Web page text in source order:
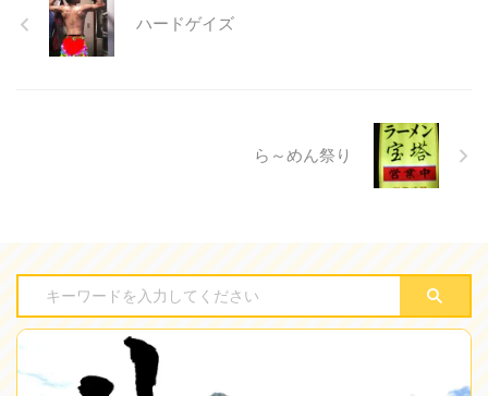
ハードゲイズ
ら～めん祭り